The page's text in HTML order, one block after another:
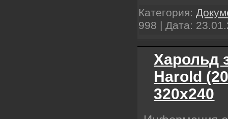
Категория:
998 | Дата:
Харольд
Harold
320х240